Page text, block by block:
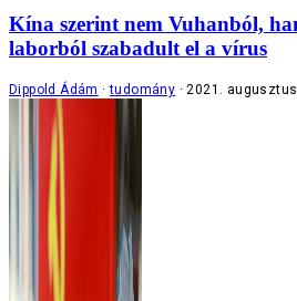
Kína szerint nem Vuhanból,
laborból szabadult el a vírus
Dippold Ádám tudomány 2021.